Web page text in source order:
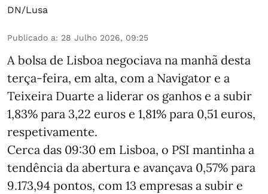
DN/Lusa
Publicado a: 28 Julho 2026, 09:25
A bolsa de Lisboa negociava na manhã desta
terça-feira, em alta, com a Navigator e a
Teixeira Duarte a liderar os ganhos e a subir
1,83% para 3,22 euros e 1,81% para 0,51 euros,
respetivamente.
Cerca das 09:30 em Lisboa, o PSI mantinha a
tendência da abertura e avançava 0,57% para
9.173,94 pontos, com 13 empresas a subir e